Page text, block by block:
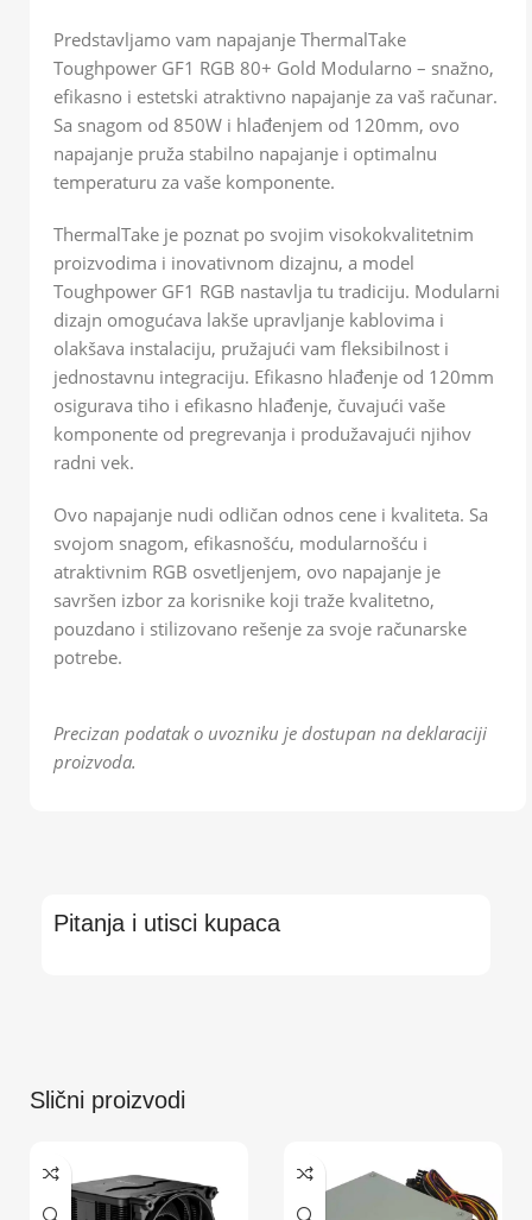
Predstavljamo vam napajanje ThermalTake
Toughpower GF1 RGB 80+ Gold Modularno – snažno,
efikasno i estetski atraktivno napajanje za vaš računar.
Sa snagom od 850W i hlađenjem od 120mm, ovo
napajanje pruža stabilno napajanje i optimalnu
temperaturu za vaše komponente.
ThermalTake je poznat po svojim visokokvalitetnim
proizvodima i inovativnom dizajnu, a model
Toughpower GF1 RGB nastavlja tu tradiciju. Modularni
dizajn omogućava lakše upravljanje kablovima i
olakšava instalaciju, pružajući vam fleksibilnost i
jednostavnu integraciju. Efikasno hlađenje od 120mm
osigurava tiho i efikasno hlađenje, čuvajući vaše
komponente od pregrevanja i produžavajući njihov
radni vek.
Ovo napajanje nudi odličan odnos cene i kvaliteta. Sa
svojom snagom, efikasnošću, modularnošću i
atraktivnim RGB osvetljenjem, ovo napajanje je
savršen izbor za korisnike koji traže kvalitetno,
pouzdano i stilizovano rešenje za svoje računarske
potrebe.
Precizan podatak o uvozniku je dostupan na deklaraciji
proizvoda.
Pitanja i utisci kupaca
Slični proizvodi